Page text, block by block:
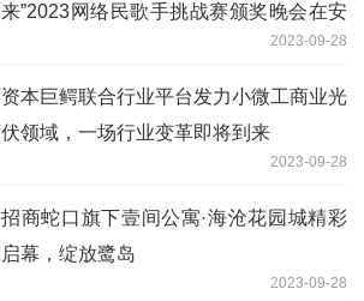
来”2023网络民歌手挑战赛颁奖晚会在安
2023-09-28
资本巨鳄联合行业平台发力小微工商业光
伏领域，一场行业变革即将到来
2023-09-28
招商蛇口旗下壹间公寓·海沧花园城精彩
启幕，绽放鹭岛
2023-09-28